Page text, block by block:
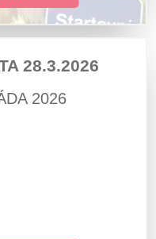
28.3.2026
2026